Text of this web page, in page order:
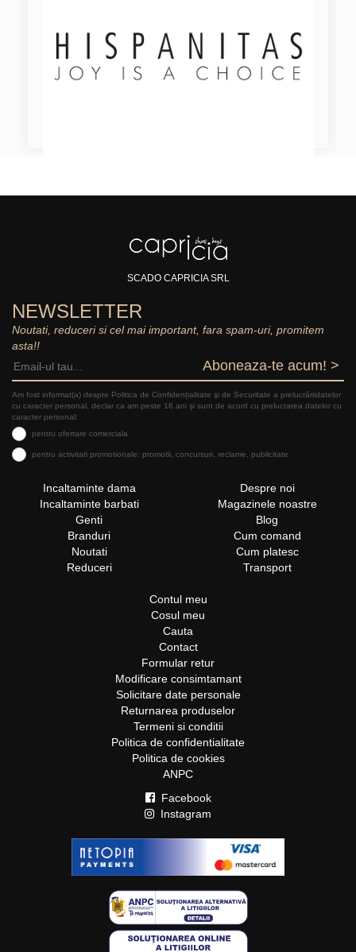
SCADO CAPRICIA SRL
NEWSLETTER
Noutati, reduceri si cel mai important, fara spam-uri, promitem
asta!!
Aboneaza-te acum! >
Am fost informat(a) despre Politica de Confidențialitate şi de Securitate a prelucrăriidatelor
cu caracter personal, declar ca am peste 16 ani și sunt de acord cu prelucrarea datelor cu
caracter personal:
pentru ofertare comerciala
pentru activitati promotionale: promotii, concursuri, reclame, publicitate
Incaltaminte dama
Incaltaminte barbati
Genti
Branduri
Noutati
Reduceri
Despre noi
Magazinele noastre
Blog
Cum comand
Cum platesc
Transport
Contul meu
Cosul meu
Cauta
Contact
Formular retur
Modificare consimtamant
Solicitare date personale
Returnarea produselor
Termeni si conditii
Politica de confidentialitate
Politica de cookies
ANPC
Facebook
Instagram